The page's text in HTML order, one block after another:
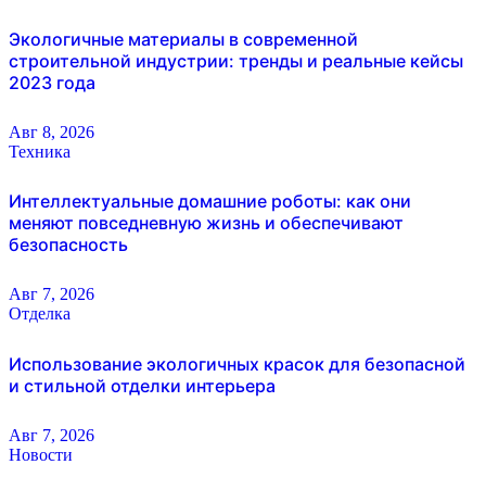
Экологичные материалы в современной
строительной индустрии: тренды и реальные кейсы
2023 года
Авг 8, 2026
Техника
Интеллектуальные домашние роботы: как они
меняют повседневную жизнь и обеспечивают
безопасность
Авг 7, 2026
Отделка
Использование экологичных красок для безопасной
и стильной отделки интерьера
Авг 7, 2026
Новости